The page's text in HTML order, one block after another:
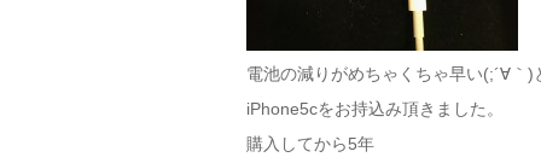
電池の減りがめちゃくちゃ早い(;´∀｀)
iPhone5cをお持込み頂きました。
購入してから5年